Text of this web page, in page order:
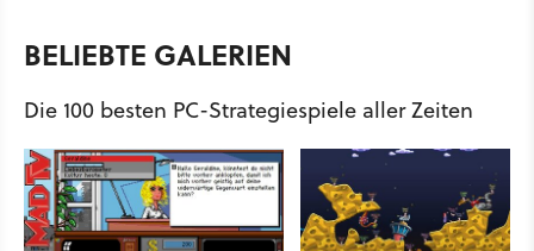
BELIEBTE GALERIEN
Die 100 besten PC-Strategiespiele aller Zeiten